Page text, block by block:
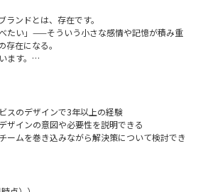
ランドとは、存在です。
たい」——そういう小さな感情や記憶が積み重
存在になる。
す。
とつも、ただ「使えればいい」では終わらせた
く。迷わず、心地よく、選べる。気づけば、続
という存在をつくっていく。
たいのは、UIを整えることではありません。
いを持てる方を募集します。
スのデザインで3年以上の経験
ザインの意図や必要性を説明できる
ームを巻き込みながら解決策について検討でき
点を考慮しながら、より良いアウトプットの追